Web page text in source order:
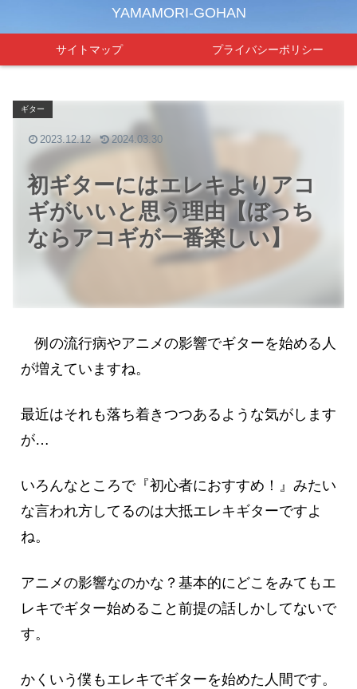
YAMAMORI-GOHAN
サイトマップ プライバシーポリシー
初ギターにはエレキよりアコ
ギがいいと思う理由【ぼっち
ならアコギが一番楽しい】
ギター
2023.12.12 2024.03.30
例の流行病やアニメの影響でギターを始める人
が増えていますね。
最近はそれも落ち着きつつあるような気がします
が…
いろんなところで『初心者におすすめ！』みたい
な言われ方してるのは大抵エレキギターですよ
ね。
アニメの影響なのかな？基本的にどこをみてもエ
レキでギター始めること前提の話しかしてないで
す。
かくいう僕もエレキでギターを始めた人間です。